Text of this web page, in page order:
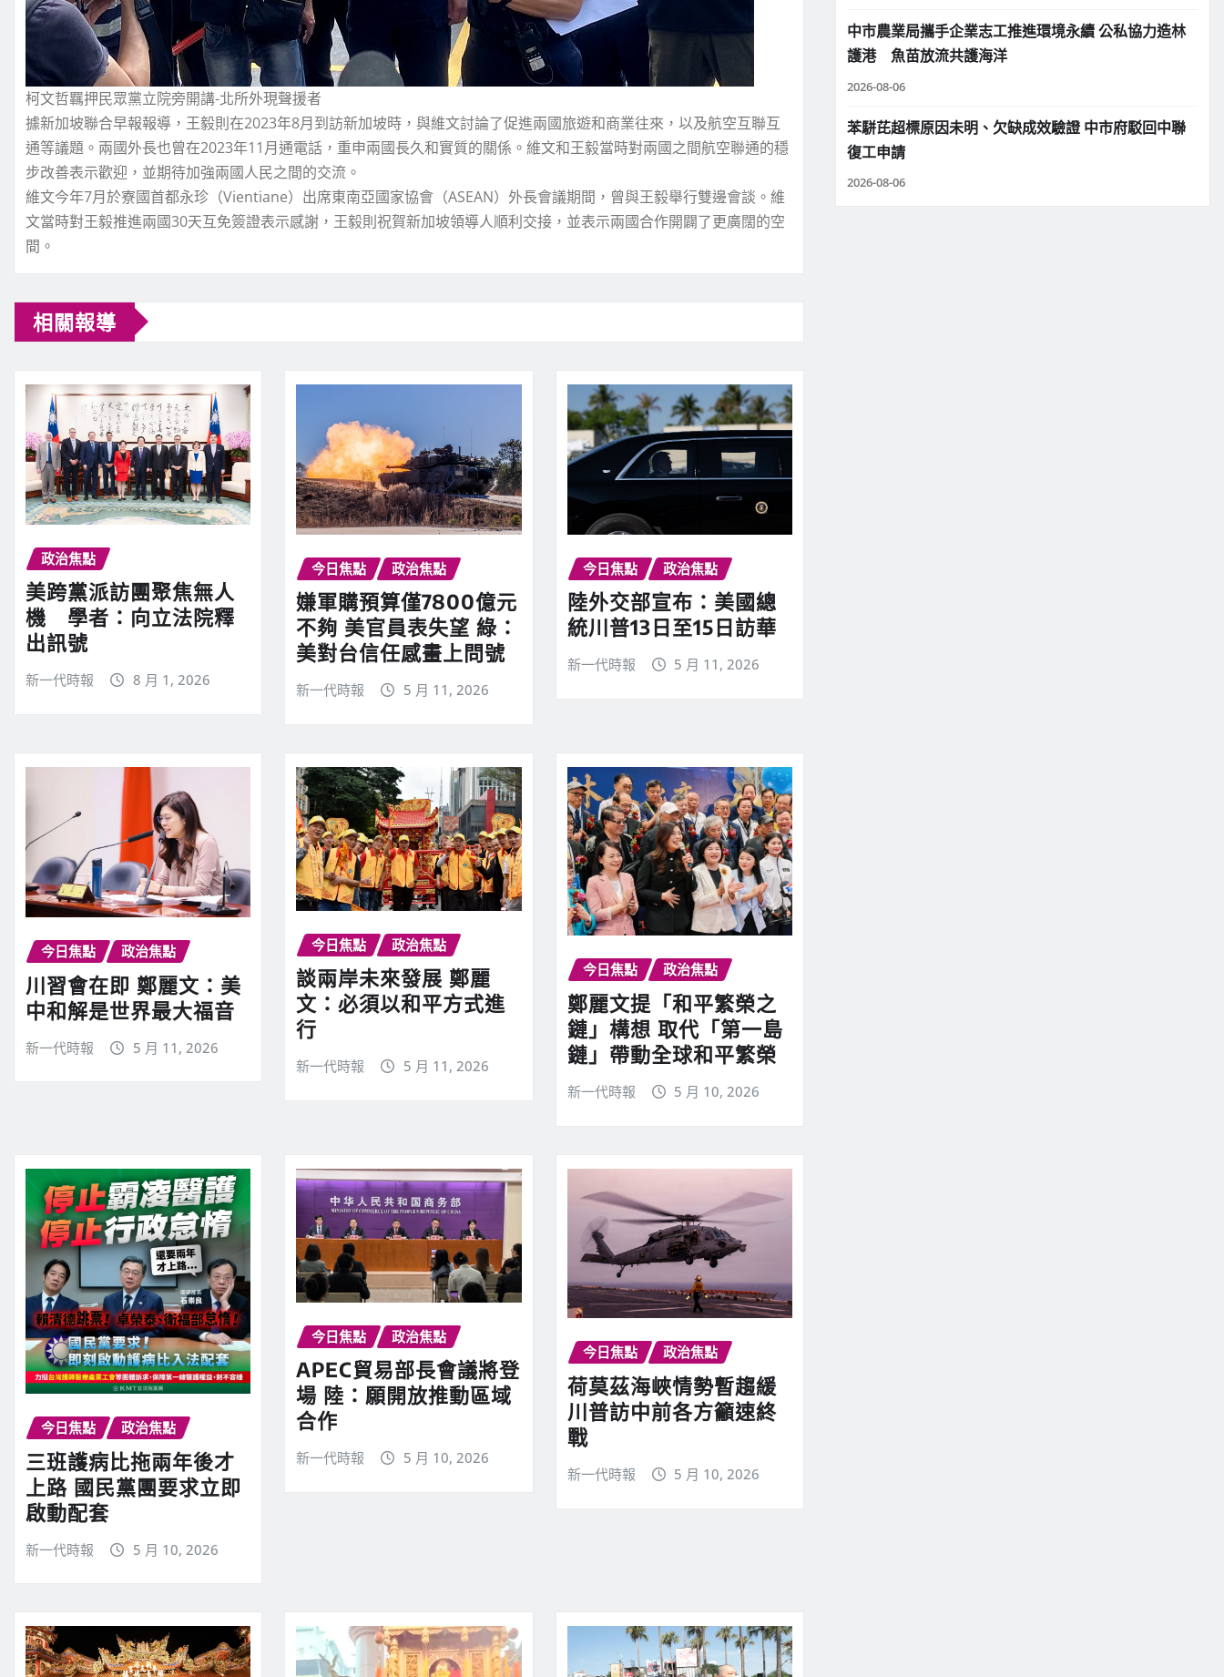
柯文哲羈押民眾黨立院旁開講-北所外現聲援者
據新加坡聯合早報報導，王毅則在2023年8月到訪新加坡時，與維文討論了促進兩國旅遊和商業往來，以及航空互聯互
通等議題。兩國外長也曾在2023年11月通電話，重申兩國長久和實質的關係。維文和王毅當時對兩國之間航空聯通的穩
步改善表示歡迎，並期待加強兩國人民之間的交流。
維文今年7月於寮國首都永珍（Vientiane）出席東南亞國家協會（ASEAN）外長會議期間，曾與王毅舉行雙邊會談。維
文當時對王毅推進兩國30天互免簽證表示感謝，王毅則祝賀新加坡領導人順利交接，並表示兩國合作開闢了更廣闊的空
間。
相關報導
政治焦點
美跨黨派訪團聚焦無人
機 學者：向立法院釋
出訊號
新一代時報 8 月 1, 2026
今日焦點 政治焦點
嫌軍購預算僅7800億元
不夠 美官員表失望 綠：
美對台信任感畫上問號
新一代時報 5 月 11, 2026
今日焦點 政治焦點
陸外交部宣布：美國總
統川普13日至15日訪華
新一代時報 5 月 11, 2026
今日焦點 政治焦點
川習會在即 鄭麗文：美
中和解是世界最大福音
新一代時報 5 月 11, 2026
今日焦點 政治焦點
談兩岸未來發展 鄭麗
文：必須以和平方式進
行
新一代時報 5 月 11, 2026
今日焦點 政治焦點
鄭麗文提「和平繁榮之
鏈」構想 取代「第一島
鏈」帶動全球和平繁榮
新一代時報 5 月 10, 2026
今日焦點 政治焦點
三班護病比拖兩年後才
上路 國民黨團要求立即
啟動配套
新一代時報 5 月 10, 2026
今日焦點 政治焦點
APEC貿易部長會議將登
場 陸：願開放推動區域
合作
新一代時報 5 月 10, 2026
今日焦點 政治焦點
荷莫茲海峽情勢暫趨緩
川普訪中前各方籲速終
戰
新一代時報 5 月 10, 2026
中市農業局攜手企業志工推進環境永續 公私協力造林
護港 魚苗放流共護海洋
2026-08-06
苯駢芘超標原因未明、欠缺成效驗證 中市府駁回中聯
復工申請
2026-08-06